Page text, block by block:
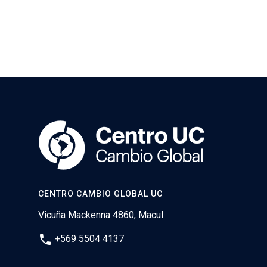
CENTRO CAMBIO GLOBAL UC
Vicuña Mackenna 4860, Macul
phone +569 5504 4137